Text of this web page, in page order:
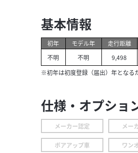
基本情報
初年
不明
モデル年
不明
走行距離
9,498
※初年は初度登録（届出）年となる
仕様・オプショ
メーカー認定 メー
ボアアップ車 ワン